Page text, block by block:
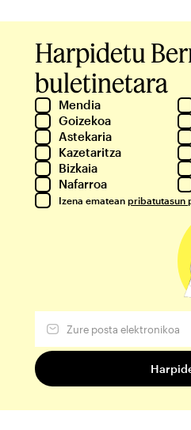
Harpidetu
buletinetara
Mendia
Goizekoa
Astekaria
Kazetaritza
Bizkaia
Nafarroa
Izena ematean pribatutasun